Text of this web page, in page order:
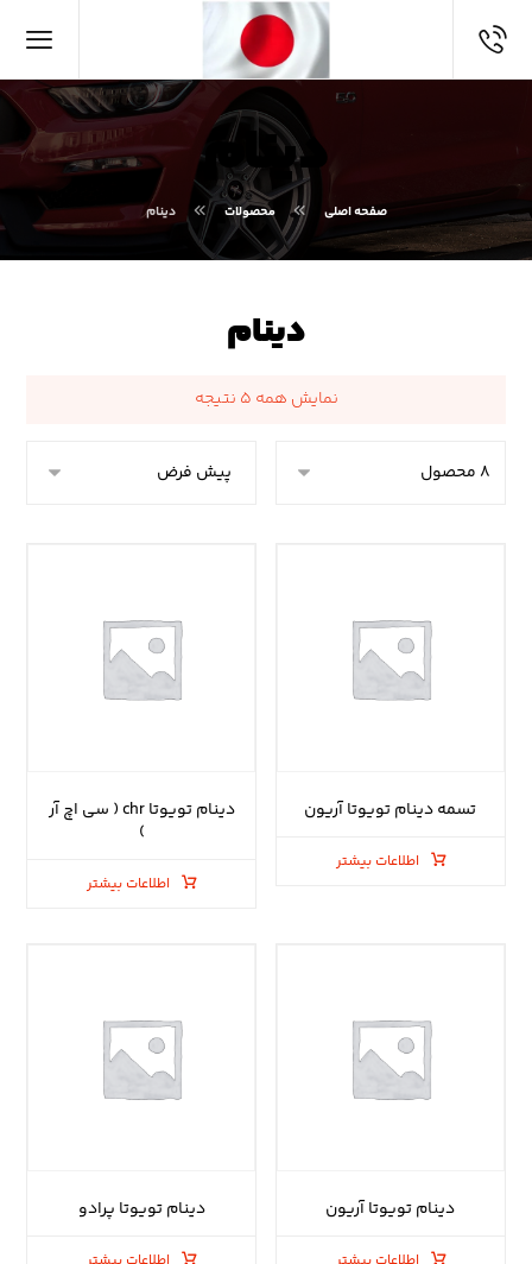
دینام
صفحه اصلی محصولات دینام
دینام
نمایش همه ۵ نتیجه
تسمه دینام تویوتا آریون
اطلاعات بیشتر
دینام تویوتا chr ( سی اچ آر
)
اطلاعات بیشتر
دینام تویوتا آریون دینام تویوتا پرادو